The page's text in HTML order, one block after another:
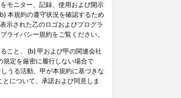
モニター、記録、使用および開示
本規約の遵守状況を確認するため
示された乙のロゴおよびプログラ
ライバシー規約をご覧ください。
こと、 (b) 甲および甲の関連会社
規定を厳密に履行しない場合で
うる活動、甲が本規約に基づきな
について、承諾および同意しま